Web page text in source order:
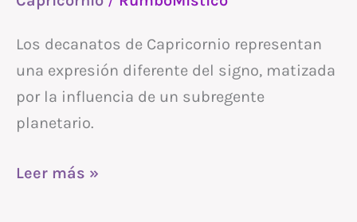
Los decanatos de Capricornio representan
una expresión diferente del signo, matizada
por la influencia de un subregente
planetario.
Leer más »